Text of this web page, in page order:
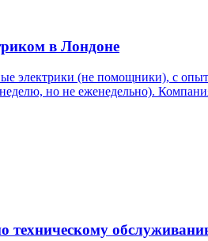
в Лондоне
электрики (не помощники), с
но не еженедельно).
техническому